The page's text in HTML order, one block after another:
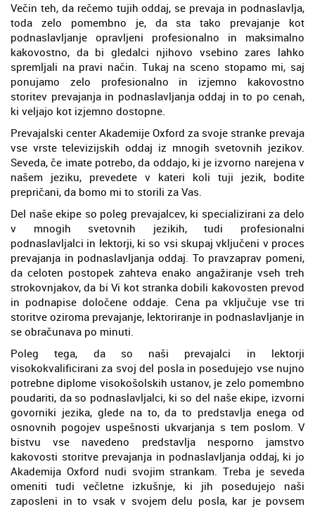
Večin teh, da rečemo tujih oddaj, se prevaja in podnaslavlja,
toda zelo pomembno je, da sta tako prevajanje kot
podnaslavljanje opravljeni profesionalno in maksimalno
kakovostno, da bi gledalci njihovo vsebino zares lahko
spremljali na pravi način. Tukaj na sceno stopamo mi, saj
ponujamo zelo profesionalno in izjemno kakovostno
storitev prevajanja in podnaslavljanja oddaj in to po cenah,
ki veljajo kot izjemno dostopne.
Prevajalski center Akademije Oxford za svoje stranke prevaja
vse vrste televizijskih oddaj iz mnogih svetovnih jezikov.
Seveda, če imate potrebo, da oddajo, ki je izvorno narejena v
našem jeziku, prevedete v kateri koli tuji jezik, bodite
prepričani, da bomo mi to storili za Vas.
Del naše ekipe so poleg prevajalcev, ki specializirani za delo
v mnogih svetovnih jezikih, tudi profesionalni
podnaslavljalci in lektorji, ki so vsi skupaj vključeni v proces
prevajanja in podnaslavljanja oddaj. To pravzaprav pomeni,
da celoten postopek zahteva enako angažiranje vseh treh
strokovnjakov, da bi Vi kot stranka dobili kakovosten prevod
in podnapise določene oddaje. Cena pa vključuje vse tri
storitve oziroma prevajanje, lektoriranje in podnaslavljanje in
se obračunava po minuti.
Poleg tega, da so naši prevajalci in lektorji
visokokvalificirani za svoj del posla in posedujejo vse nujno
potrebne diplome visokošolskih ustanov, je zelo pomembno
poudariti, da so podnaslavljalci, ki so del naše ekipe, izvorni
govorniki jezika, glede na to, da to predstavlja enega od
osnovnih pogojev uspešnosti ukvarjanja s tem poslom. V
bistvu vse navedeno predstavlja nesporno jamstvo
kakovosti storitve prevajanja in podnaslavljanja oddaj, ki jo
Akademija Oxford nudi svojim strankam. Treba je seveda
omeniti tudi večletne izkušnje, ki jih posedujejo naši
zaposleni in to vsak v svojem delu posla, kar je povsem